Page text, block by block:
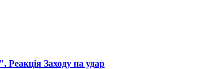
Заходу на удар